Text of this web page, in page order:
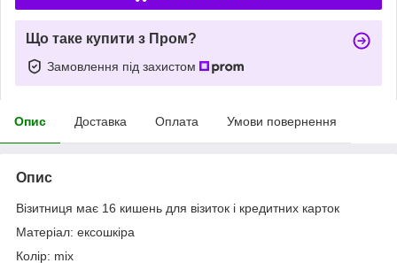
Що таке купити з Пром?
Замовлення під захистом
Опис Доставка Оплата Умови повернення
Опис
Візитниця має 16 кишень для візиток і кредитних карток
Матеріал: ексошкіра
Колір: mix